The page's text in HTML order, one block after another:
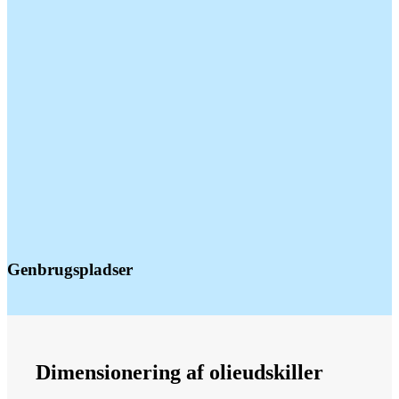
Genbrugspladser
Dimensionering af olieudskiller